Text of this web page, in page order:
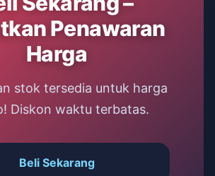
Penawaran
Harga
stok tersedia untuk harga
Diskon waktu terbatas.
Beli Sekarang